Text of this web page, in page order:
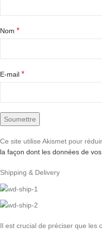
Nom *
E-mail *
Ce site utilise Akismet pour
la façon dont les données de
Shipping & Delivery
Il est crucial de préciser que les